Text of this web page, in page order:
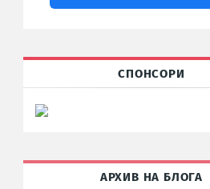
СПОНСОРИ
АРХИВ НА БЛОГА